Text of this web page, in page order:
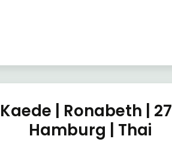
Kaede | Ronabeth | 27 |
Hamburg | Thai